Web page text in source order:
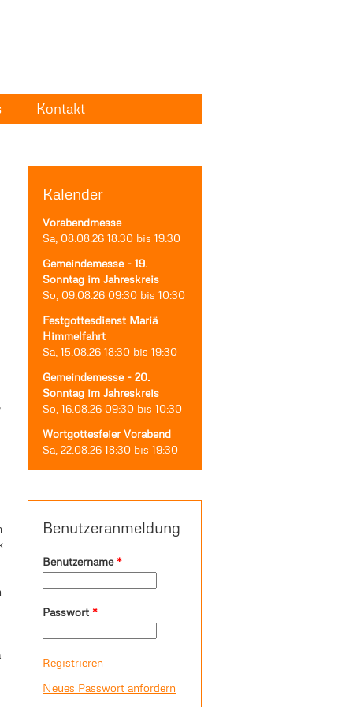
Kontakt
Kalender
Vorabendmesse
Sa, 08.08.26 18:30 bis 19:30
Gemeindemesse - 19.
Sonntag im Jahreskreis
So, 09.08.26 09:30 bis 10:30
Festgottesdienst Mariä
Himmelfahrt
Sa, 15.08.26 18:30 bis 19:30
Gemeindemesse - 20.
Sonntag im Jahreskreis
So, 16.08.26 09:30 bis 10:30
Wortgottesfeier Vorabend
Sa, 22.08.26 18:30 bis 19:30
Benutzeranmeldung
Benutzername *
Passwort *
Registrieren
Neues Passwort anfordern